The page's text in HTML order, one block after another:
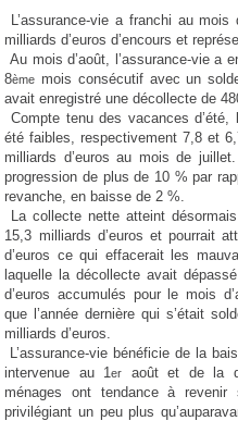
L’assurance-vie a franchi au
milliards d’euros d’encours et
Au mois d’août, l’assurance-vie a
8ème mois consécutif avec un
avait enregistré une décollecte de
Compte tenu des vacances
été faibles, respectivement 7,8 et
milliards d’euros au mois de
progression de plus de 10 % par
revanche, en baisse de 2 %.
La collecte nette atteint
15,3 milliards d’euros et pourrait
d’euros ce qui effacerait les
laquelle la décollecte avait
d’euros accumulés pour le mois
que l’année dernière qui s’était
milliards d’euros.
L’assurance-vie bénéficie de la
intervenue au 1er
août et de la
ménages ont tendance à revenir
privilégiant un peu plus